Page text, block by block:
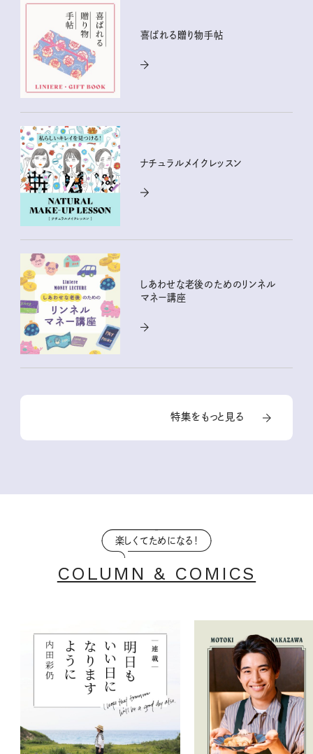
喜ばれる贈り物手帖
ナチュラルメイクレッスン
しあわせな老後のためのリンネル
マネー講座
特集をもっと見る
楽しくてためになる！
COLUMN & COMICS